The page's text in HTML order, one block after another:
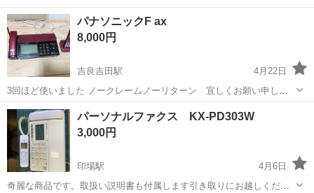
パナソニックF ax
8,000円
吉良吉田駅
4月22日
3回ほど使いました ノークレームノーリターン 宜しくお願い申し上
げます。
愛知 西尾市 吉良吉田駅 電話、ＦＡＸ
パーソナルファクス KX-PD303W
3,000円
印場駅
4月6日
奇麗な商品です。取扱い説明書も付属します引き取りにお越しくださ